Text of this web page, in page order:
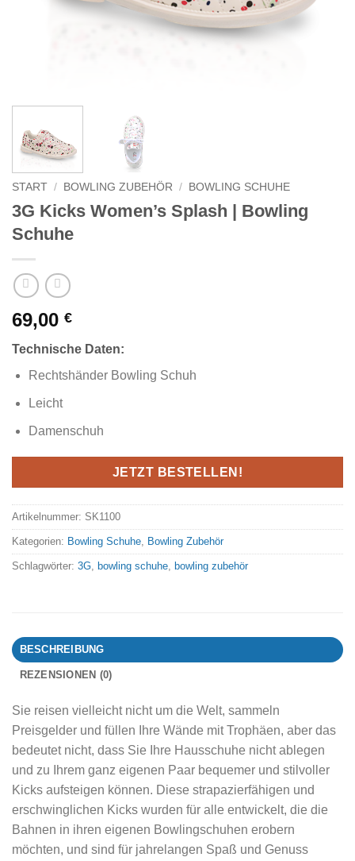
START / BOWLING ZUBEHÖR / BOWLING SCHUHE
3G Kicks Women’s Splash | Bowling
Schuhe
69,00 €
Technische Daten:
Rechtshänder Bowling Schuh
Leicht
Damenschuh
JETZT BESTELLEN!
Artikelnummer: SK1100
Kategorien: Bowling Schuhe, Bowling Zubehör
Schlagwörter: 3G, bowling schuhe, bowling zubehör
BESCHREIBUNG
REZENSIONEN (0)
Sie reisen vielleicht nicht um die Welt, sammeln
Preisgelder und füllen Ihre Wände mit Trophäen, aber das
bedeutet nicht, dass Sie Ihre Hausschuhe nicht ablegen
und zu Ihrem ganz eigenen Paar bequemer und stilvoller
Kicks aufsteigen können. Diese strapazierfähigen und
erschwinglichen Kicks wurden für alle entwickelt, die die
Bahnen in ihren eigenen Bowlingschuhen erobern
möchten, und sind für jahrelangen Spaß und Genuss